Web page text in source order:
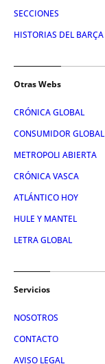
SECCIONES
HISTORIAS DEL BARÇA
Otras Webs
CRÓNICA GLOBAL
CONSUMIDOR GLOBAL
METROPOLI ABIERTA
CRÓNICA VASCA
ATLÁNTICO HOY
HULE Y MANTEL
LETRA GLOBAL
Servicios
NOSOTROS
CONTACTO
AVISO LEGAL